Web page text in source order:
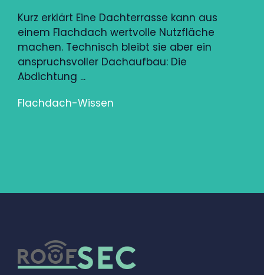
Kurz erklärt Eine Dachterrasse kann aus
einem Flachdach wertvolle Nutzfläche
machen. Technisch bleibt sie aber ein
anspruchsvoller Dachaufbau: Die
Abdichtung ...
Flachdach-Wissen